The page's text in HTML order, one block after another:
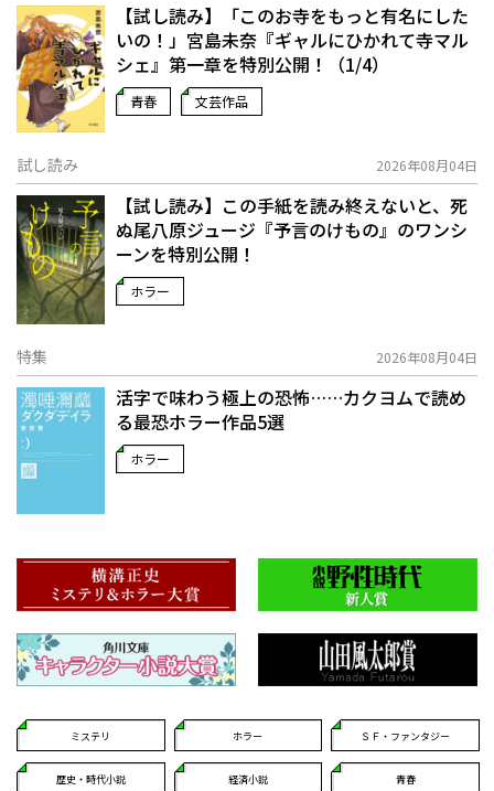
【試し読み】「このお寺をもっと有名にした
いの！」宮島未奈『ギャルにひかれて寺マル
シェ』第一章を特別公開！（1/4）
青春 文芸作品
試し読み 2026年08月04日
【試し読み】この手紙を読み終えないと、死
ぬ――尾八原ジュージ『予言のけもの』のワンシ
ーンを特別公開！
ホラー
特集 2026年08月04日
活字で味わう極上の恐怖……カクヨムで読め
る最恐ホラー作品5選
ホラー
ミステリ ホラー ＳＦ・ファンタジー
歴史・時代小説 経済小説 青春